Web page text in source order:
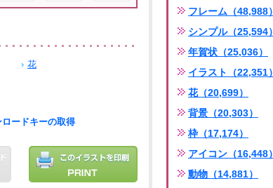
花
ロードキーの取得
フレーム（48,988）
シンプル（25,594）
年賀状（25,036）
イラスト（22,351）
花（20,699）
背景（20,303）
枠（17,174）
アイコン（16,448）
動物（14,881）